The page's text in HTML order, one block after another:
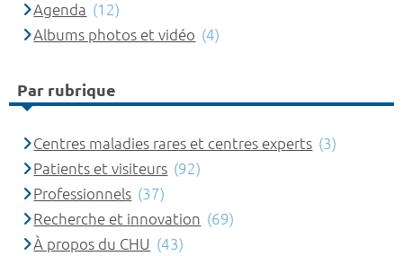
Agenda (12)
Albums photos et vidéo (4)
Par rubrique
Centres maladies rares et centres experts (3)
Patients et visiteurs (92)
Professionnels (37)
Recherche et innovation (69)
À propos du CHU (43)